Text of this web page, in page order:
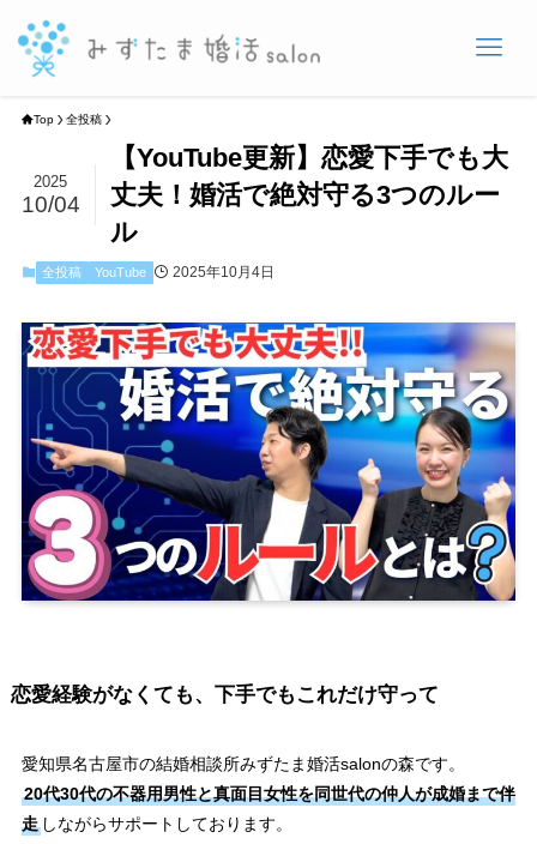
Top 全投稿
【YouTube更新】恋愛下手でも大
丈夫！婚活で絶対守る3つのルー
ル
2025
10/04
全投稿 YouTube 2025年10月4日
恋愛経験がなくても、下手でもこれだけ守って
愛知県名古屋市の結婚相談所みずたま婚活salonの森です。
20代30代の不器用男性と真面目女性を同世代の仲人が成婚まで伴
走しながらサポートしております。